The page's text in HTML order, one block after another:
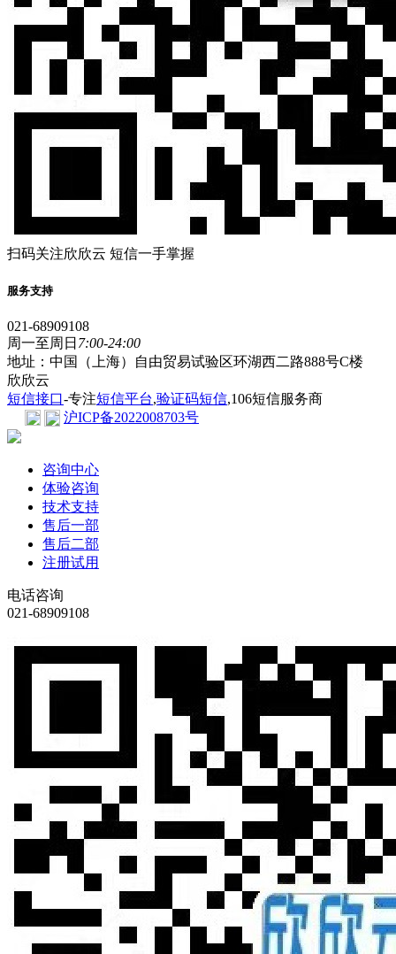
扫码关注欣欣云 短信一手掌握
服务支持
021-68909108
周一至周日 7:00-24:00
地址：中国（上海）自由贸易试验区环湖西二路888号C楼
欣欣云
短信接口-专注短信平台,验证码短信,106短信服务商
沪ICP备2022008703号
咨询中心
体验咨询
技术支持
售后一部
售后二部
注册试用
电话咨询
021-68909108